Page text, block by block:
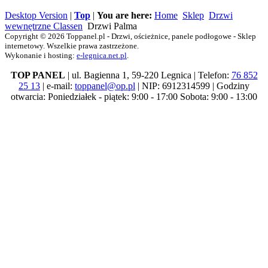
Desktop Version | Top | You are here: Home Sklep Drzwi
wewnętrzne Classen Drzwi Palma
Copyright © 2026 Toppanel.pl - Drzwi, ościeżnice, panele podłogowe - Sklep
internetowy. Wszelkie prawa zastrzeżone.
Wykonanie i hosting: e-legnica.net.pl
TOP PANEL | ul. Bagienna 1, 59-220 Legnica | Telefon: 76 852
25 13 | e-mail: toppanel@op.pl | NIP: 6912314599 | Godziny
otwarcia: Poniedziałek - piątek: 9:00 - 17:00 Sobota: 9:00 - 13:00